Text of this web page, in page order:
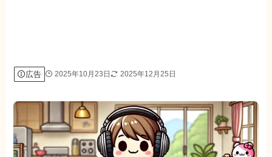
広告 2025年10月23日 2025年12月25日